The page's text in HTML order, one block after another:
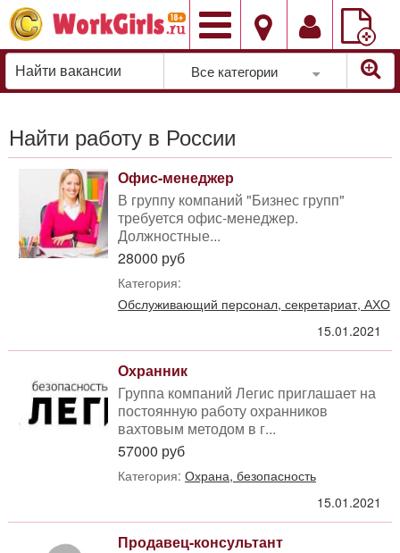
Добавить
вакансию
Все категории
Найти работу в России
Офис-менеджер
В группу компаний "Бизнес групп"
требуется офис-менеджер.
Должностные...
28000 руб
Категория:
Обслуживающий персонал, секретариат, АХО
15.01.2021
Охранник
Группа компаний Легис приглашает на
постоянную работу охранников
вахтовым методом в г...
57000 руб
Категория: Охрана, безопасность
15.01.2021
Продавец-консультант